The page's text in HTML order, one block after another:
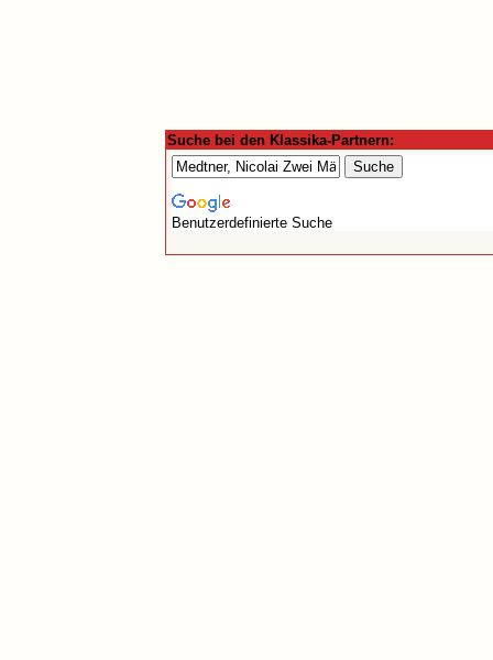
Suche bei den Klassika-Partnern:
Benutzerdefinierte Suche